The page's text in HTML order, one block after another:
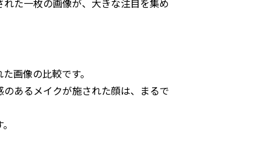
画像の比較です。
あるメイクが施された顔は、まるで